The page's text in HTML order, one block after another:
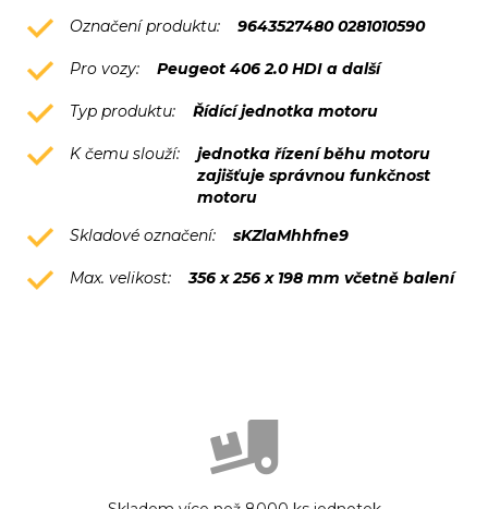
Označení produktu: 9643527480 0281010590
Pro vozy: Peugeot 406 2.0 HDI a další
Typ produktu: Řídící jednotka motoru
K čemu slouží:
jednotka řízení běhu motoru
zajišťuje správnou funkčnost
motoru
Skladové označení:
sKZlaMhhfne9
Max. velikost: 356 x 256 x 198 mm včetně balení